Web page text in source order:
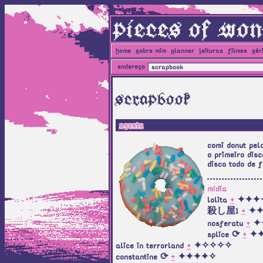
pieces of
home sobre mim planner leituras filmes s
endereço scrapbook
scrapbook
agosto
comi donut
o primeiro
disco todo de
mídia
lolita+
殺し屋1+
nosferatu+
splice ⟳+
alice in terrorland+✦✧✧✧✧
constantine ⟳+✦✦✦✦✧